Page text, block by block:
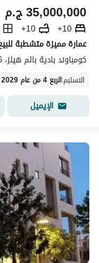
ج.م35,000,000
10+
10+
كومباوند بادية بالم هيلز، 6 اكتوبر، الجيزة
التسليم:الربع 4 من عام 2029
الإيميل